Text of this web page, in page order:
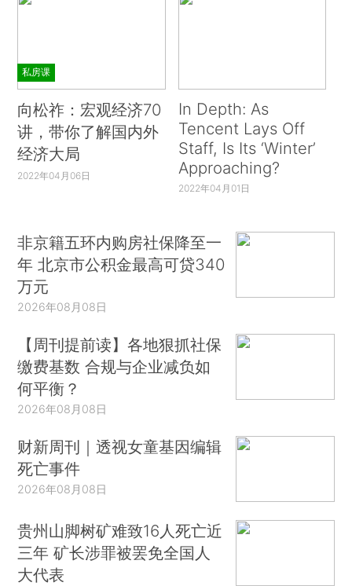
私房课
向松祚：宏观经济70
讲，带你了解国内外
经济大局
2022年04月06日
In Depth: As
Tencent Lays Off
Staff, Is Its ‘Winter’
Approaching?
2022年04月01日
非京籍五环内购房社保降至一
年 北京市公积金最高可贷340
万元
2026年08月08日
【周刊提前读】各地狠抓社保
缴费基数 合规与企业减负如
何平衡？
2026年08月08日
财新周刊｜透视女童基因编辑
死亡事件
2026年08月08日
贵州山脚树矿难致16人死亡近
三年 矿长涉罪被罢免全国人
大代表